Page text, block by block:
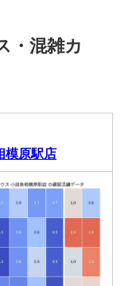
・混雑カ
模原駅店